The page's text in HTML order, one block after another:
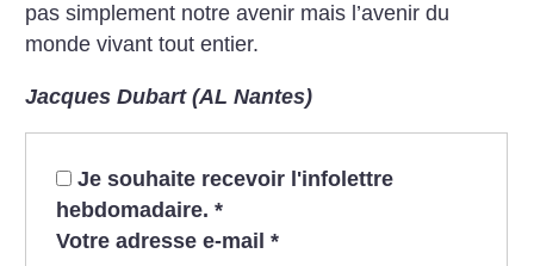
pas simplement notre avenir mais l’avenir du
monde vivant tout entier.
Jacques Dubart (AL Nantes)
Je souhaite recevoir l'infolettre
hebdomadaire. *
Votre adresse e-mail *